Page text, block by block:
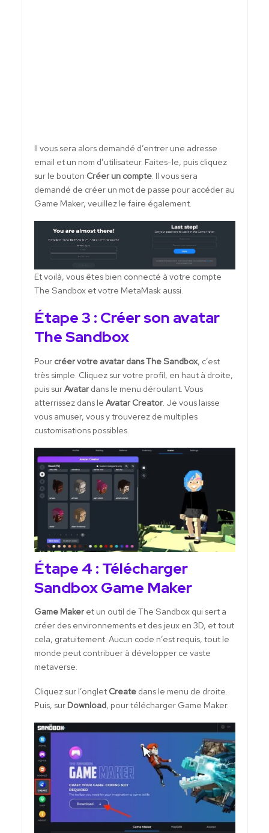
Il vous sera alors demandé d’entrer une adresse
email et un nom d’utilisateur. Faites-le, puis cliquez
sur le bouton Créer un compte. Il vous sera
demandé de créer un mot de passe pour accéder au
Game Maker, veuillez le faire également.
Et voilà, vous êtes bien connecté à votre compte
The Sandbox et votre MetaMask aussi.
Étape 3 : Créer son avatar
The Sandbox
Pour créer votre avatar dans The Sandbox, c’est
très simple. Cliquez sur votre profil, en haut à droite,
puis surAvatardans le menu déroulant. Vous
atterrissez dans le Avatar Creator. Je vous laisse
vous amuser, vous y trouverez de multiples
customisations possibles.
Étape 4 : Télécharger
Sandbox Game Maker
Game Makeret un outil de The Sandbox qui sert a
créer des environnements et des jeux en 3D, et tout
cela, gratuitement. Aucun code n’est requis, tout le
monde peut contribuer à développer ce vaste
metaverse.
Cliquez sur l’onglet Createdans le menu de droite.
Puis, sur Download, pour télécharger Game Maker.